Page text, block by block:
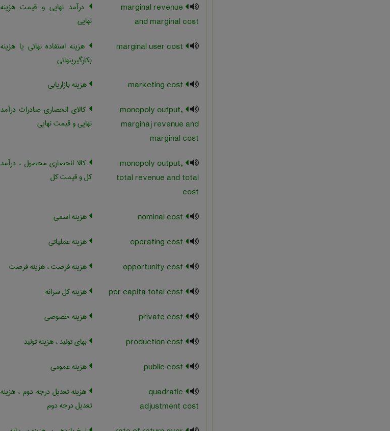
marginal revenue
and marginal cost
درآمد نهایی و قیمت هزینه
نهایی
هزینه استفاده نهائی یا هزینه
بکارگیرینهائی
هزینه بازاریابی
monopoly output,
marginaj revenue and
marginal cost
کالای انحصاری صادرات درآمد
نهایی و قیمت نهایی
monopoly output,
total revenue and total
cost
کالا انحصاری محصول ، درآمد
کل و قیمت کل
هزینه اسمی
هزینه عملیاتی
هزینه فرصت ، هزینه فرصت
هزینه کل سرانه
هزینه خصوصی
بهای تولید ، هزینه تولید
هزینه عمومی
quadratic
adjustment cost
هزینه تعدیل درجه دوم ، هزینه
تعدیل درجه دوم